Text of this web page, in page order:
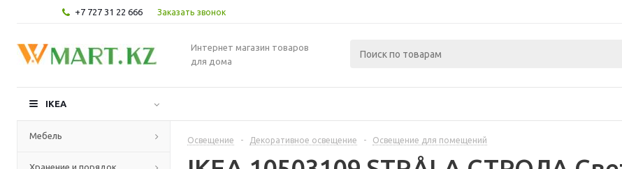
+7 727 31 22 666 Заказать звонок
Интернет магазин товаров
для дома
IKEA
Мебель
Хранение и порядок
Освещение - Декоративное освещение - Освещение для помещений